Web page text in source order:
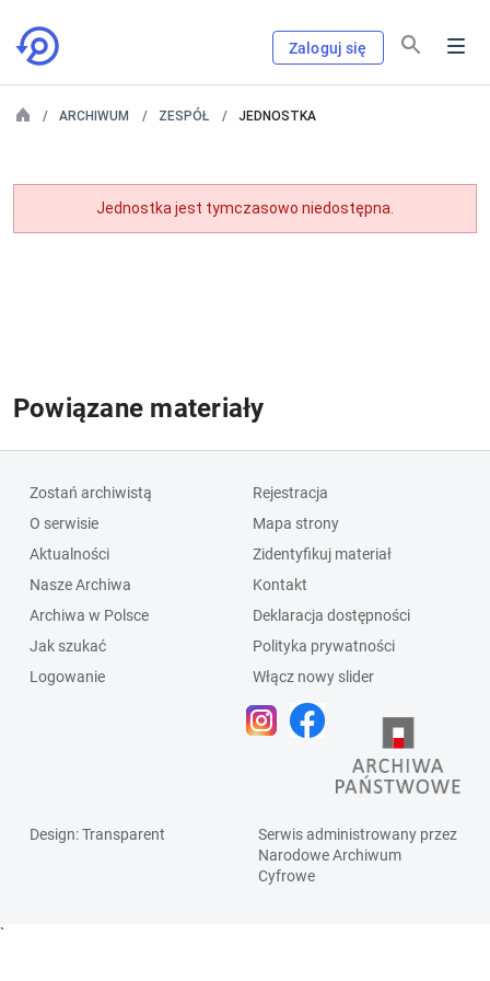
Zaloguj się
ARCHIWUM ZESPÓŁ JEDNOSTKA
Jednostka jest tymczasowo niedostępna.
Powiązane materiały
Zostań archiwistą
O serwisie
Aktualności
Nasze Archiwa
Archiwa w Polsce
Jak szukać
Logowanie
Rejestracja
Mapa strony
Zidentyfikuj materiał
Kontakt
Deklaracja dostępności
Polityka prywatności
Włącz nowy slider
Design: Transparent
Serwis administrowany przez
Narodowe Archiwum
Cyfrowe
`